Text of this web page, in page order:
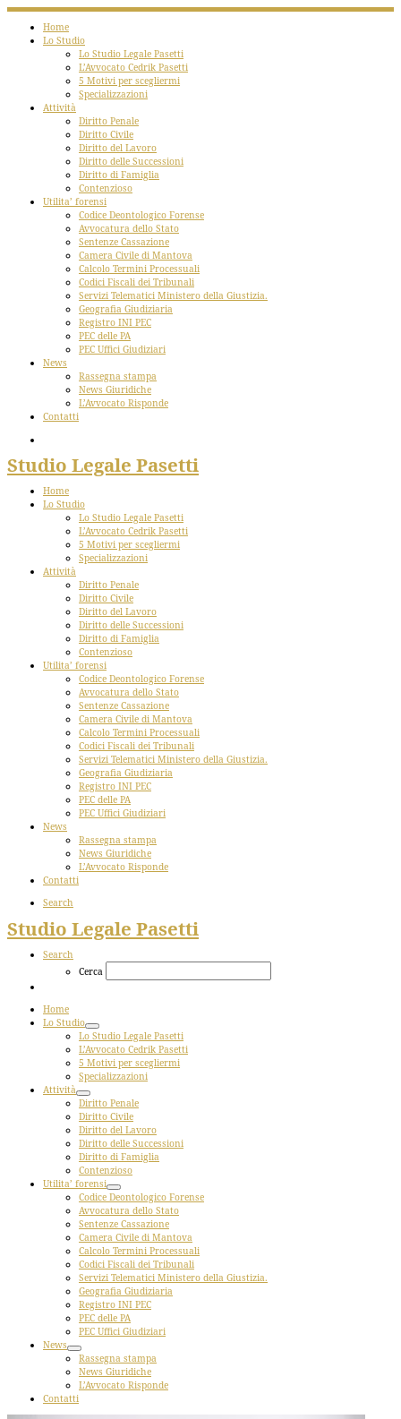
Home
Lo Studio
Lo Studio Legale Pasetti
L’Avvocato Cedrik Pasetti
5 Motivi per scegliermi
Specializzazioni
Attività
Diritto Penale
Diritto Civile
Diritto del Lavoro
Diritto delle Successioni
Diritto di Famiglia
Contenzioso
Utilita’ forensi
Codice Deontologico Forense
Avvocatura dello Stato
Sentenze Cassazione
Camera Civile di Mantova
Calcolo Termini Processuali
Codici Fiscali dei Tribunali
Servizi Telematici Ministero della Giustizia.
Geografia Giudiziaria
Registro INI PEC
PEC delle PA
PEC Uffici Giudiziari
News
Rassegna stampa
News Giuridiche
L’Avvocato Risponde
Contatti
Studio Legale Pasetti
Home
Lo Studio
Lo Studio Legale Pasetti
L’Avvocato Cedrik Pasetti
5 Motivi per scegliermi
Specializzazioni
Attività
Diritto Penale
Diritto Civile
Diritto del Lavoro
Diritto delle Successioni
Diritto di Famiglia
Contenzioso
Utilita’ forensi
Codice Deontologico Forense
Avvocatura dello Stato
Sentenze Cassazione
Camera Civile di Mantova
Calcolo Termini Processuali
Codici Fiscali dei Tribunali
Servizi Telematici Ministero della Giustizia.
Geografia Giudiziaria
Registro INI PEC
PEC delle PA
PEC Uffici Giudiziari
News
Rassegna stampa
News Giuridiche
L’Avvocato Risponde
Contatti
Search
Studio Legale Pasetti
Search
Cerca
Home
Lo Studio
Lo Studio Legale Pasetti
L’Avvocato Cedrik Pasetti
5 Motivi per scegliermi
Specializzazioni
Attività
Diritto Penale
Diritto Civile
Diritto del Lavoro
Diritto delle Successioni
Diritto di Famiglia
Contenzioso
Utilita’ forensi
Codice Deontologico Forense
Avvocatura dello Stato
Sentenze Cassazione
Camera Civile di Mantova
Calcolo Termini Processuali
Codici Fiscali dei Tribunali
Servizi Telematici Ministero della Giustizia.
Geografia Giudiziaria
Registro INI PEC
PEC delle PA
PEC Uffici Giudiziari
News
Rassegna stampa
News Giuridiche
L’Avvocato Risponde
Contatti